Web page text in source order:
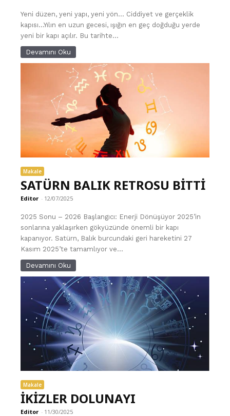
Yeni düzen, yeni yapı, yeni yön… Ciddiyet ve gerçeklik
kapısı…Yılın en uzun gecesi, ışığın en geç doğduğu yerde
yeni bir kapı açılır. Bu tarihte...
Devamını Oku
Makale
SATÜRN BALIK RETROSU BİTTİ
Editor - 12/07/2025
2025 Sonu – 2026 Başlangıcı: Enerji Dönüşüyor 2025’in
sonlarına yaklaşırken gökyüzünde önemli bir kapı
kapanıyor. Satürn, Balık burcundaki geri hareketini 27
Kasım 2025’te tamamlıyor ve...
Devamını Oku
Makale
İKİZLER DOLUNAYI
Editor - 11/30/2025